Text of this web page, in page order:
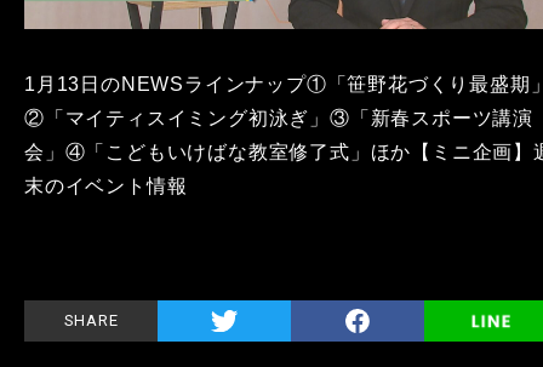
1月13日のNEWSラインナップ①「笹野花づくり最盛期
②「マイティスイミング初泳ぎ」③「新春スポーツ講演
会」④「こどもいけばな教室修了式」ほか【ミニ企画】
末のイベント情報
SHARE